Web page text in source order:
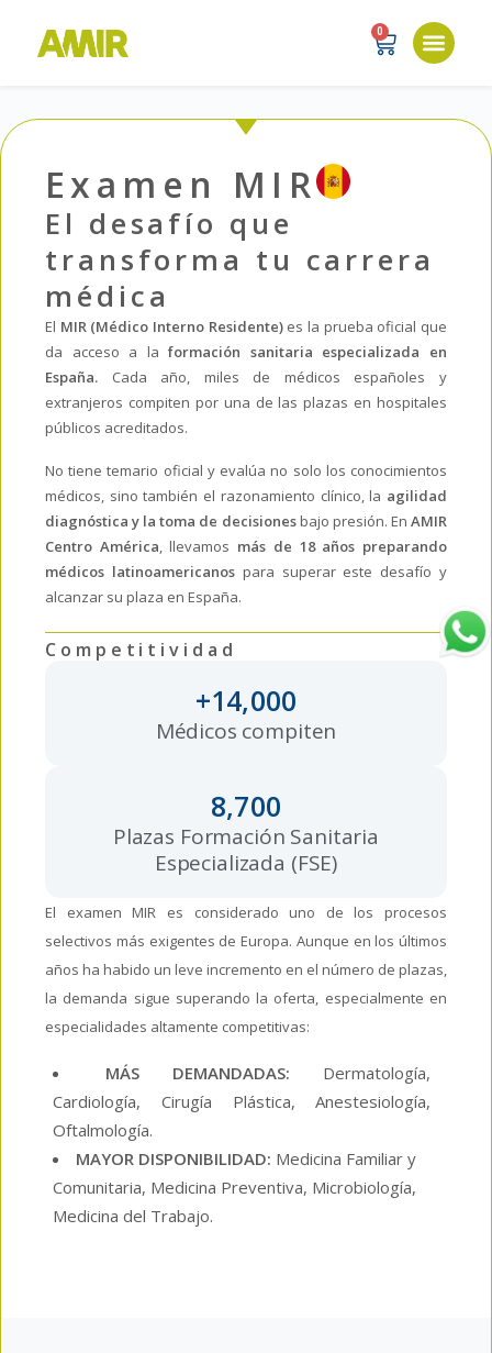
0
Examen MIR
El desafío que
transforma tu carrera
médica
El MIR (Médico Interno Residente)es la prueba oficial que
da acceso a laformación sanitaria especializada en
España. Cada año, miles de médicos españoles y
extranjeros compiten por una de las plazas en hospitales
públicos acreditados.
No tiene temario oficial y evalúa no solo los conocimientos
médicos, sino también el razonamiento clínico, la agilidad
diagnóstica y la toma de decisionesbajo presión. EnAMIR
Centro América , llevamos más de 18 años preparando
médicos latinoamericanospara superar este desafío y
alcanzar su plaza en España.
Competitividad
Médicos compiten
+14,000
Plazas Formación Sanitaria
Especializada (FSE)
8,700
El examen MIR es considerado uno de los procesos
selectivos más exigentes de Europa. Aunque en los últimos
años ha habido un leve incremento en el número de plazas,
la demanda sigue superando la oferta, especialmente en
especialidades altamente competitivas:
MÁS DEMANDADAS: Dermatología,
Cardiología, Cirugía Plástica, Anestesiología,
Oftalmología.
MAYOR DISPONIBILIDAD: Medicina Familiar y
Comunitaria, Medicina Preventiva, Microbiología,
Medicina del Trabajo.